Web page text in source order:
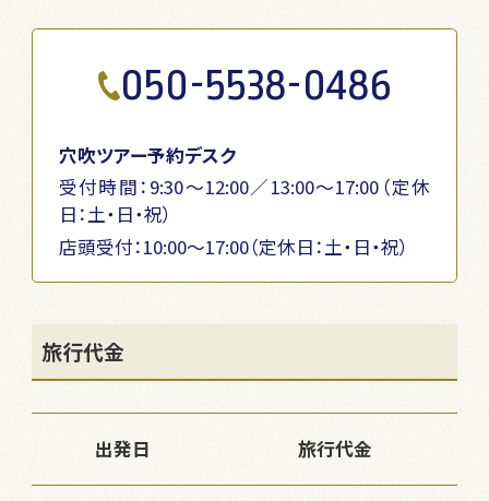
050-5538-0486
穴吹ツアー予約デスク
受付時間：9:30～12:00／13:00～17:00（定休
日：土・日・祝）
店頭受付：10:00〜17:00（定休日：土・日・祝）
旅行代金
出発日 旅行代金